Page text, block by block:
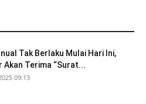
Tak Berlaku Mulai Hari Ini,
Akan Terima “Surat...
09:13